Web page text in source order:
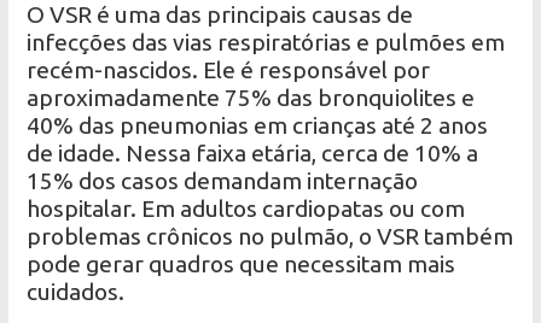
O VSR é uma das principais causas de
infecções das vias respiratórias e pulmões em
recém-nascidos. Ele é responsável por
aproximadamente 75% das bronquiolites e
40% das pneumonias em crianças até 2 anos
de idade. Nessa faixa etária, cerca de 10% a
15% dos casos demandam internação
hospitalar. Em adultos cardiopatas ou com
problemas crônicos no pulmão, o VSR também
pode gerar quadros que necessitam mais
cuidados.